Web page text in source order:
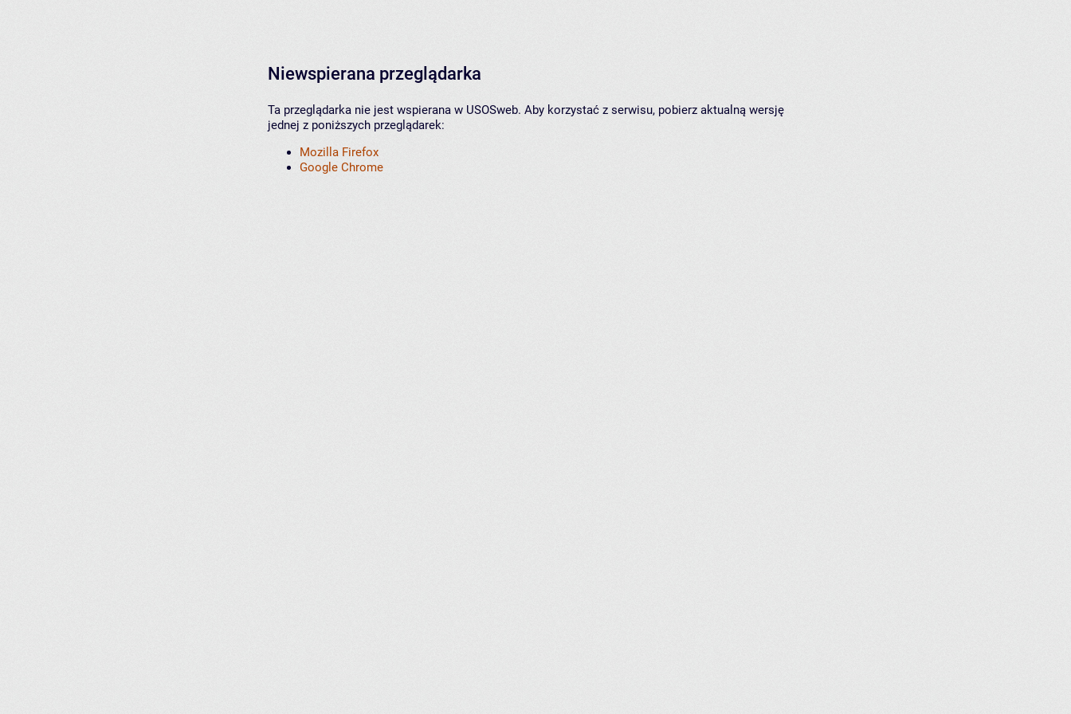
Niewspierana przeglądarka
Ta przeglądarka nie jest wspierana w USOSweb. Aby korzystać z serwisu, pobierz aktualną wersję
jednej z poniższych przeglądarek:
Mozilla Firefox
Google Chrome